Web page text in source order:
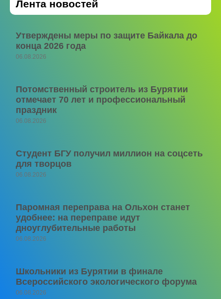
Лента новостей
Утверждены меры по защите Байкала до
конца 2026 года
06.08.2026
Потомственный строитель из Бурятии
отмечает 70 лет и профессиональный
праздник
06.08.2026
Студент БГУ получил миллион на соцсеть
для творцов
06.08.2026
Паромная переправа на Ольхон станет
удобнее: на переправе идут
дноуглубительные работы
06.08.2026
Школьники из Бурятии в финале
Всероссийского экологического форума
06.08.2026